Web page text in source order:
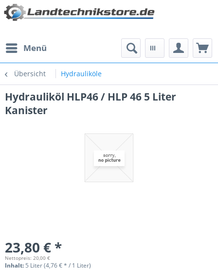
Menü
Übersicht Hydrauliköle
Hydrauliköl HLP46 / HLP 46 5 Liter
Kanister
23,80 € *
Nettopreis: 20,00 €
Inhalt: 5 Liter (4,76 € * / 1 Liter)